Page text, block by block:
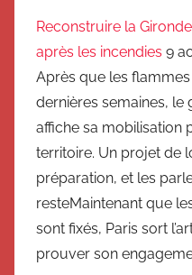
Reconstruire la
après les incendies 9
Après que les
dernières semaines,
affiche sa mobilisation
territoire. Un projet de
préparation, et les
resteMaintenant que
sont fixés, Paris sort
prouver son